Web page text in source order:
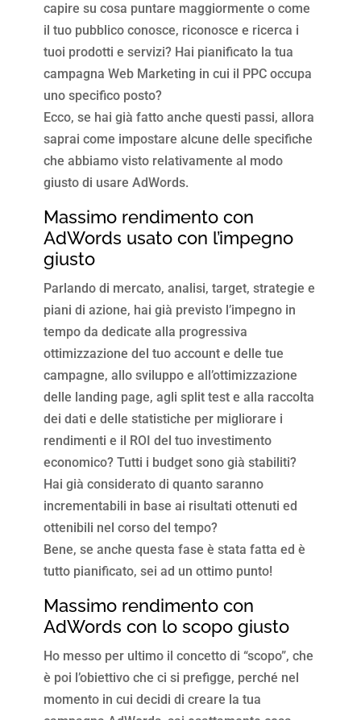
capire su cosa puntare maggiormente o come
il tuo pubblico conosce, riconosce e ricerca i
tuoi prodotti e servizi? Hai pianificato la tua
campagna Web Marketing in cui il PPC occupa
uno specifico posto?
Ecco, se hai già fatto anche questi passi, allora
saprai come impostare alcune delle specifiche
che abbiamo visto relativamente al modo
giusto di usare AdWords.
Massimo rendimento con
AdWords usato con l’impegno
giusto
Parlando di mercato, analisi, target, strategie e
piani di azione, hai già previsto l’impegno in
tempo da dedicate alla progressiva
ottimizzazione del tuo account e delle tue
campagne, allo sviluppo e all’ottimizzazione
delle landing page, agli split test e alla raccolta
dei dati e delle statistiche per migliorare i
rendimenti e il ROI del tuo investimento
economico? Tutti i budget sono già stabiliti?
Hai già considerato di quanto saranno
incrementabili in base ai risultati ottenuti ed
ottenibili nel corso del tempo?
Bene, se anche questa fase è stata fatta ed è
tutto pianificato, sei ad un ottimo punto!
Massimo rendimento con
AdWords con lo scopo giusto
Ho messo per ultimo il concetto di “scopo”, che
è poi l’obiettivo che ci si prefigge, perché nel
momento in cui decidi di creare la tua